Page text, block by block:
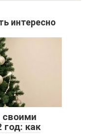
интересно
своими
как